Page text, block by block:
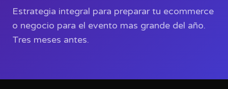
Estrategia integral para preparar tu ecommerce
o negocio para el evento mas grande del año.
Tres meses antes.